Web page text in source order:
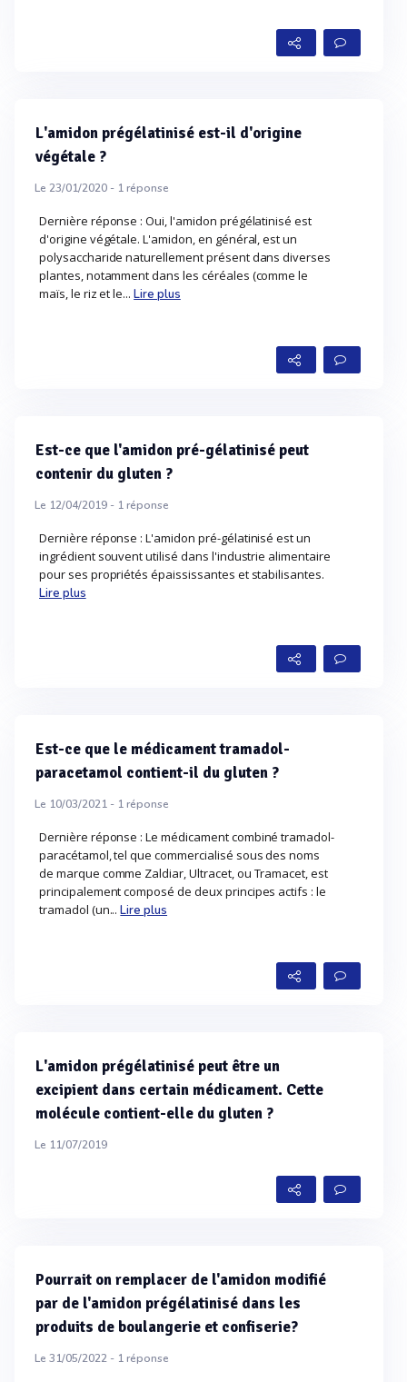
L'amidon prégélatinisé est-il d'origine
végétale ?
Le 23/01/2020 - 1réponse
Dernière réponse : Oui, l'amidon prégélatinisé est
d'origine végétale. L'amidon, en général, est un
polysaccharide naturellement présent dans diverses
plantes, notamment dans les céréales (comme le
maïs, le riz et le...Lire plus
Est-ce que l'amidon pré-gélatinisé peut
contenir du gluten ?
Le 12/04/2019 - 1réponse
Dernière réponse : L'amidon pré-gélatinisé est un
ingrédient souvent utilisé dans l'industrie alimentaire
pour ses propriétés épaississantes et stabilisantes.
Lire plus
Est-ce que le médicament tramadol-
paracetamol contient-il du gluten ?
Le 10/03/2021 - 1réponse
Dernière réponse : Le médicament combiné tramadol-
paracétamol, tel que commercialisé sous des noms
de marque comme Zaldiar, Ultracet, ou Tramacet, est
principalement composé de deux principes actifs : le
tramadol (un...Lire plus
L'amidon prégélatinisé peut être un
excipient dans certain médicament. Cette
molécule contient-elle du gluten ?
Le 11/07/2019
Pourrait on remplacer de l'amidon modifié
par de l'amidon prégélatinisé dans les
produits de boulangerie et confiserie?
Le 31/05/2022 - 1réponse